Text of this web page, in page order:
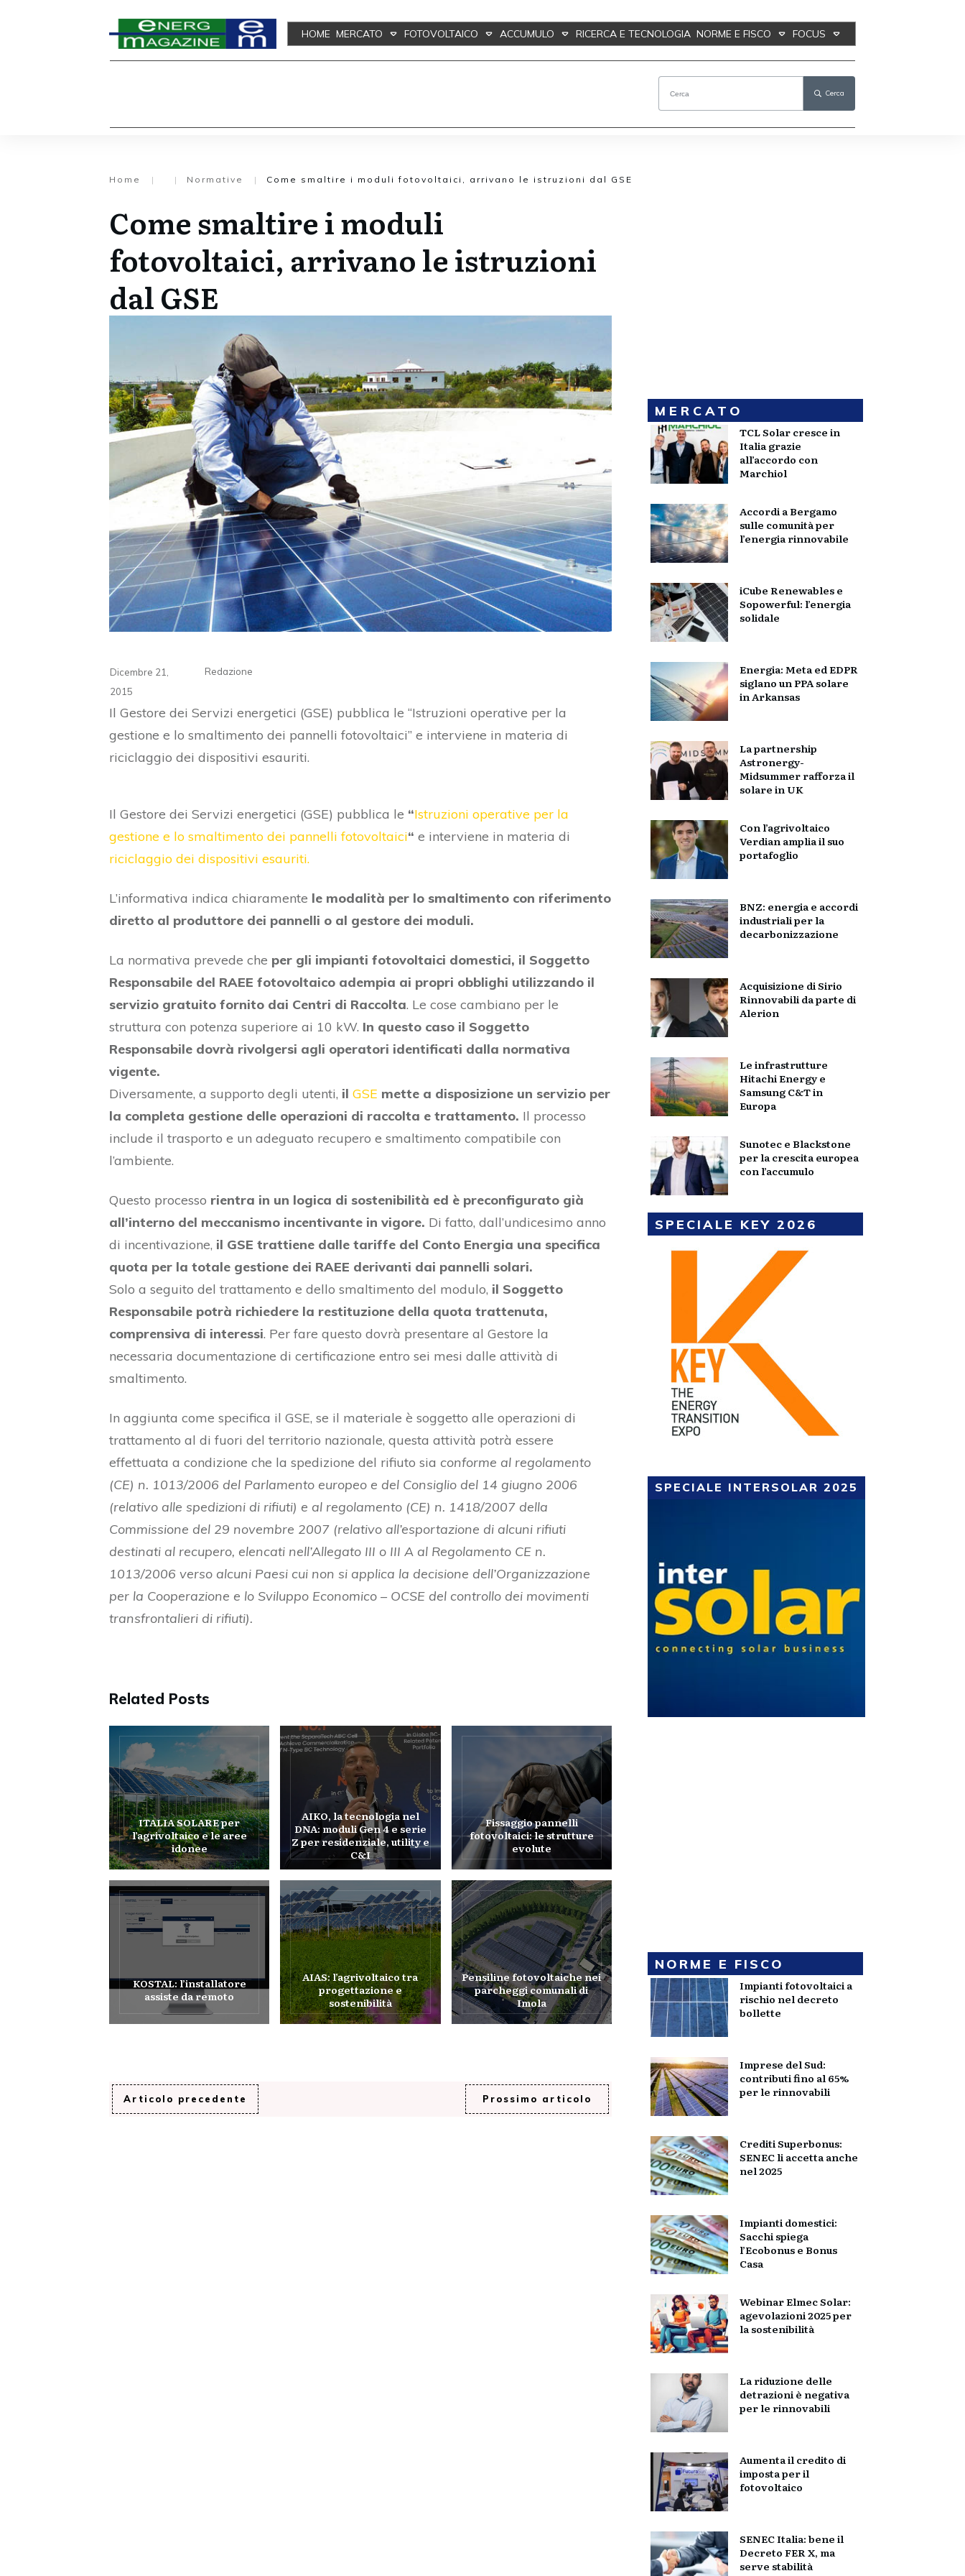
HOME MERCATO FOTOVOLTAICO ACCUMULO RICERCA E TECNOLOGIA NORME E FISCO FOCUS
Cerca
Home | | Normative | Come smaltire i moduli fotovoltaici, arrivano le istruzioni dal GSE
Come smaltire i moduli
fotovoltaici, arrivano le istruzioni
dal GSE
Dicembre 21,
2015
Redazione
Il Gestore dei Servizi energetici (GSE) pubblica le “Istruzioni operative per la
gestione e lo smaltimento dei pannelli fotovoltaici” e interviene in materia di
riciclaggio dei dispositivi esauriti.
Il Gestore dei Servizi energetici (GSE) pubblica le “Istruzioni operative per la
gestione e lo smaltimento dei pannelli fotovoltaici“ e interviene in materia di
riciclaggio dei dispositivi esauriti.
L’informativa indica chiaramente le modalità per lo smaltimento con riferimento
diretto al produttore dei pannelli o al gestore dei moduli.
La normativa prevede che per gli impianti fotovoltaici domestici, il Soggetto
Responsabile del RAEE fotovoltaico adempia ai propri obblighi utilizzando il
servizio gratuito fornito dai Centri di Raccolta. Le cose cambiano per le
struttura con potenza superiore ai 10 kW. In questo caso il Soggetto
Responsabile dovrà rivolgersi agli operatori identificati dalla normativa
vigente.
Diversamente, a supporto degli utenti, il GSE mette a disposizione un servizio per
la completa gestione delle operazioni di raccolta e trattamento. Il processo
include il trasporto e un adeguato recupero e smaltimento compatibile con
l’ambiente.
Questo processo rientra in un logica di sostenibilità ed è preconfigurato già
all’interno del meccanismo incentivante in vigore. Di fatto, dall’undicesimo anno
di incentivazione, il GSE trattiene dalle tariffe del Conto Energia una specifica
quota per la totale gestione dei RAEE derivanti dai pannelli solari.
Solo a seguito del trattamento e dello smaltimento del modulo, il Soggetto
Responsabile potrà richiedere la restituzione della quota trattenuta,
comprensiva di interessi. Per fare questo dovrà presentare al Gestore la
necessaria documentazione di certificazione entro sei mesi dalle attività di
smaltimento.
In aggiunta come specifica il GSE, se il materiale è soggetto alle operazioni di
trattamento al di fuori del territorio nazionale, questa attività potrà essere
effettuata a condizione che la spedizione del rifiuto sia conforme al regolamento
(CE) n. 1013/2006 del Parlamento europeo e del Consiglio del 14 giugno 2006
(relativo alle spedizioni di rifiuti) e al regolamento (CE) n. 1418/2007 della
Commissione del 29 novembre 2007 (relativo all’esportazione di alcuni rifiuti
destinati al recupero, elencati nell’Allegato III o III A al Regolamento CE n.
1013/2006 verso alcuni Paesi cui non si applica la decisione dell’Organizzazione
per la Cooperazione e lo Sviluppo Economico – OCSE del controllo dei movimenti
transfrontalieri di rifiuti).
Related Posts
ITALIA SOLARE per
l’agrivoltaico e le aree
idonee
AIKO, la tecnologia nel
DNA: moduli Gen 4 e serie
Z per residenziale, utility e
C&I
Fissaggio pannelli
fotovoltaici: le strutture
evolute
KOSTAL: l’installatore
assiste da remoto
AIAS: l’agrivoltaico tra
progettazione e
sostenibilità
Pensiline fotovoltaiche nei
parcheggi comunali di
Imola
Articolo precedente Prossimo articolo
MERCATO
TCL Solar cresce in
Italia grazie
all’accordo con
Marchiol
Accordi a Bergamo
sulle comunità per
l’energia rinnovabile
iCube Renewables e
Sopowerful: l’energia
solidale
Energia: Meta ed EDPR
siglano un PPA solare
in Arkansas
La partnership
Astronergy-
Midsummer rafforza il
solare in UK
Con l’agrivoltaico
Verdian amplia il suo
portafoglio
BNZ: energia e accordi
industriali per la
decarbonizzazione
Acquisizione di Sirio
Rinnovabili da parte di
Alerion
Le infrastrutture
Hitachi Energy e
Samsung C&T in
Europa
Sunotec e Blackstone
per la crescita europea
con l’accumulo
SPECIALE KEY 2026
SPECIALE INTERSOLAR 2025
NORME E FISCO
Impianti fotovoltaici a
rischio nel decreto
bollette
Imprese del Sud:
contributi fino al 65%
per le rinnovabili
Crediti Superbonus:
SENEC li accetta anche
nel 2025
Impianti domestici:
Sacchi spiega
l’Ecobonus e Bonus
Casa
Webinar Elmec Solar:
agevolazioni 2025 per
la sostenibilità
La riduzione delle
detrazioni è negativa
per le rinnovabili
Aumenta il credito di
imposta per il
fotovoltaico
SENEC Italia: bene il
Decreto FER X, ma
serve stabilità